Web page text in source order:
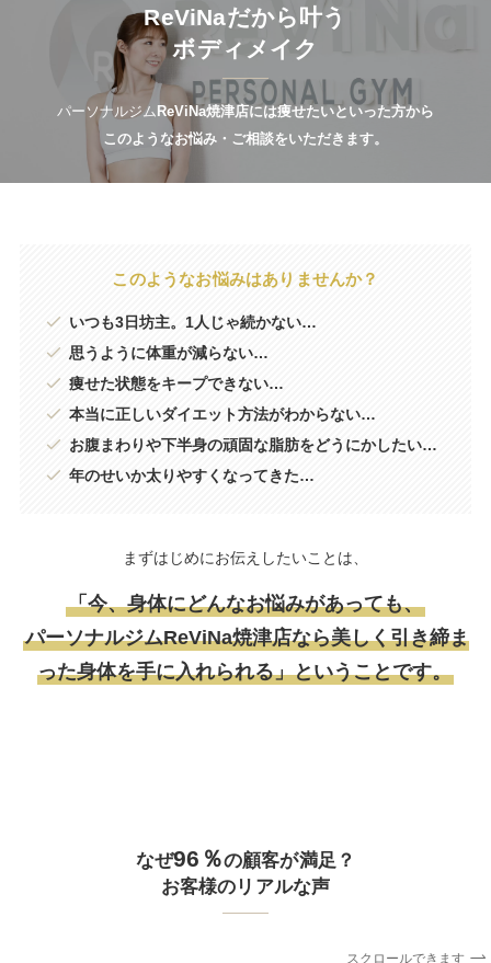
ReViNaだから叶う
ボディメイク
パーソナルジム ReViNa焼津店には痩せたいといった方から
このようなお悩み・ご相談をいただきます。
このようなお悩みはありませんか？
いつも3日坊主。1人じゃ続かない…
思うように体重が減らない…
痩せた状態をキープできない…
本当に正しいダイエット方法がわからない…
お腹まわりや下半身の頑固な脂肪をどうにかしたい…
年のせいか太りやすくなってきた…
まずはじめにお伝えしたいことは、
「今、身体にどんなお悩みがあっても、
パーソナルジムReViNa焼津店なら美しく引き締ま
った身体を手に入れられる」ということです。
なぜ96％の顧客が満足？
お客様のリアルな声
スクロールできます